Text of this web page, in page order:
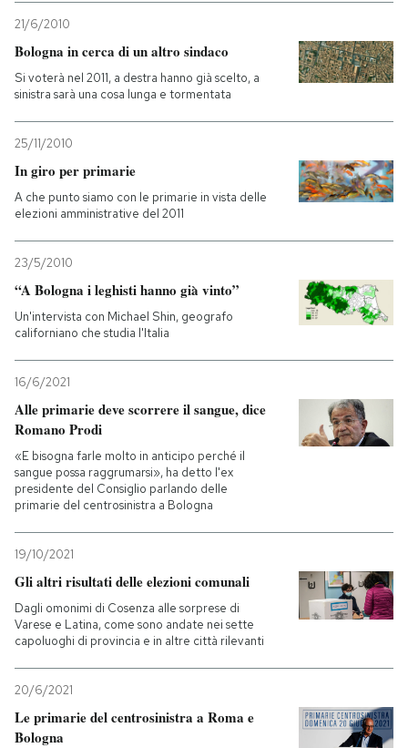
21/6/2010
Bologna in cerca di un altro sindaco
Si voterà nel 2011, a destra hanno già scelto, a
sinistra sarà una cosa lunga e tormentata
25/11/2010
In giro per primarie
A che punto siamo con le primarie in vista delle
elezioni amministrative del 2011
23/5/2010
“A Bologna i leghisti hanno già vinto”
Un'intervista con Michael Shin, geografo
californiano che studia l'Italia
16/6/2021
Alle primarie deve scorrere il sangue, dice
Romano Prodi
«E bisogna farle molto in anticipo perché il
sangue possa raggrumarsi», ha detto l'ex
presidente del Consiglio parlando delle
primarie del centrosinistra a Bologna
19/10/2021
Gli altri risultati delle elezioni comunali
Dagli omonimi di Cosenza alle sorprese di
Varese e Latina, come sono andate nei sette
capoluoghi di provincia e in altre città rilevanti
20/6/2021
Le primarie del centrosinistra a Roma e
Bologna